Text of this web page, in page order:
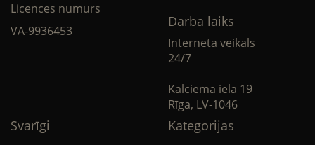
Licences numurs
VA-9936453
Darba laiks
Interneta veikals
24/7
Kalciema iela 19
Rīga, LV-1046
Svarīgi Kategorijas